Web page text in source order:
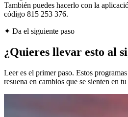
También puedes hacerlo con la
código 815 253 376.
✦ Da el siguiente paso
¿Quieres llevar esto al
Leer es el primer paso. Estos
resuena en cambios que se sienten en